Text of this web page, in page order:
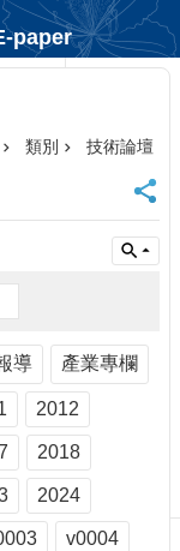
paper
類別 技術論壇
導 產業專欄
2012
2018
2024
v0004